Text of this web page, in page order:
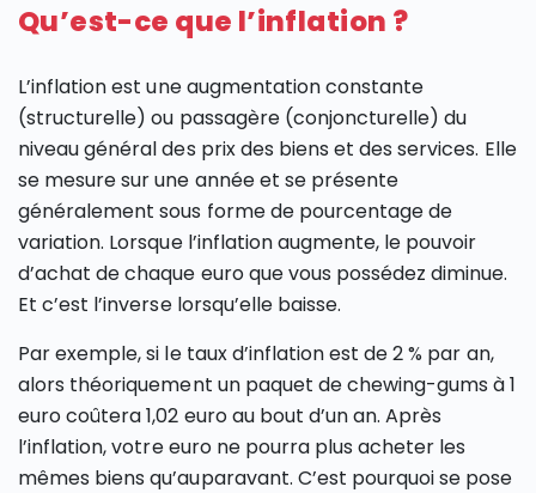
Qu’est-ce que l’inflation ?
L’inflation est une augmentation constante
(structurelle) ou passagère (conjoncturelle) du
niveau général des prix des biens et des services. Elle
se mesure sur une année et se présente
généralement sous forme de pourcentage de
variation. Lorsque l’inflation augmente, le pouvoir
d’achat de chaque euro que vous possédez diminue.
Et c’est l’inverse lorsqu’elle baisse.
Par exemple, si le taux d’inflation est de 2 % par an,
alors théoriquement un paquet de chewing-gums à 1
euro coûtera 1,02 euro au bout d’un an. Après
l’inflation, votre euro ne pourra plus acheter les
mêmes biens qu’auparavant. C’est pourquoi se pose